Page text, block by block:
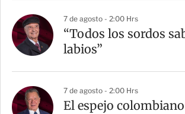
7 de agosto - 2:00 Hrs
“Todos los sordos
labios”
7 de agosto - 2:00 Hrs
El espejo colombiano